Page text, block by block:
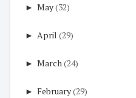
► May(32)
► April (29)
► March(24)
► February(29)